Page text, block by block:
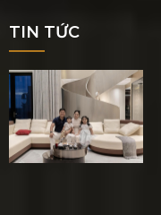
TIN TỨC